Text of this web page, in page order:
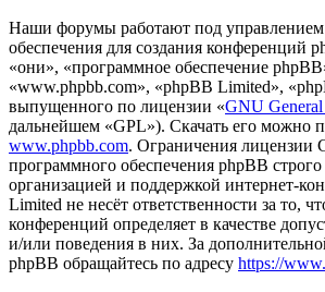
Наши форумы работают под
обеспечения для создания конференций
«они», «программное обеспечение
«www.phpbb.com», «phpBB Limited»,
выпущенного по лицензии «GNU
дальнейшем «GPL»). Скачать его можно
www.phpbb.com. Ограничения лицензии
программного обеспечения phpBB строго
организацией и поддержкой интернет-
Limited не несёт ответственности за то,
конференций определяет в качестве
и/или поведения в них. За
phpBB обращайтесь по адресу https://